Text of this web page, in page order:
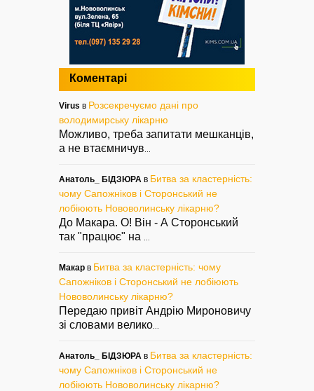
Коментарі
Virus в Розсекречуємо дані про
володимирську лікарню
Можливо, треба запитати мешканців,
а не втаємничув
Анатоль_ БІДЗЮРА в Битва за кластерність:
чому Сапожніков і Сторонський не
лобіюють Нововолинську лікарню?
До Макара. О! Він - А Сторонський
так "працює" на
Макар в Битва за кластерність: чому
Сапожніков і Сторонський не лобіюють
Нововолинську лікарню?
Передаю привіт Андрію Мироновичу
зі словами велико
Анатоль_ БІДЗЮРА в Битва за кластерність:
чому Сапожніков і Сторонський не
лобіюють Нововолинську лікарню?